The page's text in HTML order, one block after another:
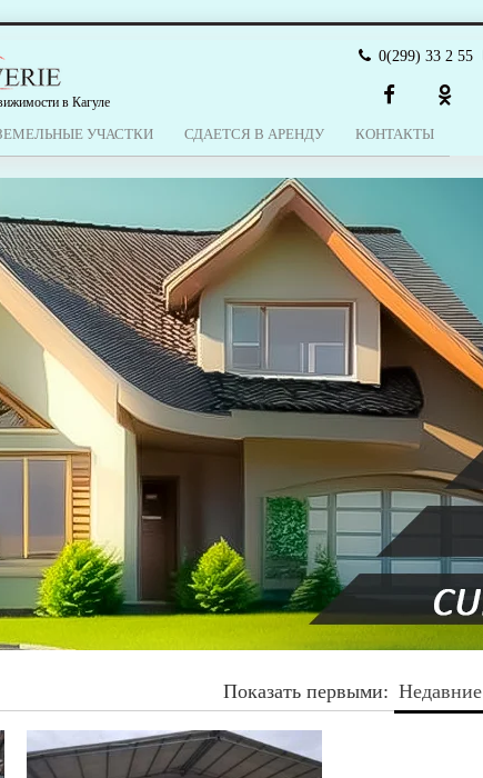
в Кагуле
0(299) 33 2 55
УЧАСТКИ СДАЕТСЯ В АРЕНДУ КОНТАКТЫ
Показать первыми: Недавние